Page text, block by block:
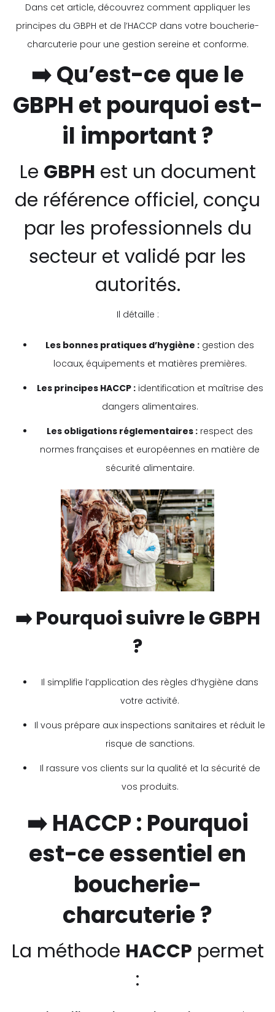
Dans cet article, découvrez comment appliquer les
principes du GBPH et de l’HACCP dans votre boucherie-
charcuterie pour une gestion sereine et conforme.
➡️ Qu’est-ce que le
GBPH et pourquoi est-
il important ?
Le GBPH est un document
de référence officiel, conçu
par les professionnels du
secteur et validé par les
autorités.
Il détaille :
Les bonnes pratiques d’hygiène : gestion des
locaux, équipements et matières premières.
Les principes HACCP :identification et maîtrise des
dangers alimentaires.
Les obligations réglementaires : respect des
normes françaises et européennes en matière de
sécurité alimentaire.
➡️ Pourquoi suivre le GBPH
?
Il simplifie l’application des règles d’hygiène dans
votre activité.
Il vous prépare aux inspections sanitaires et réduit le
risque de sanctions.
Il rassure vos clients sur la qualité et la sécurité de
vos produits.
➡️ HACCP : Pourquoi
est-ce essentiel en
boucherie-
charcuterie ?
La méthode HACCP permet
: